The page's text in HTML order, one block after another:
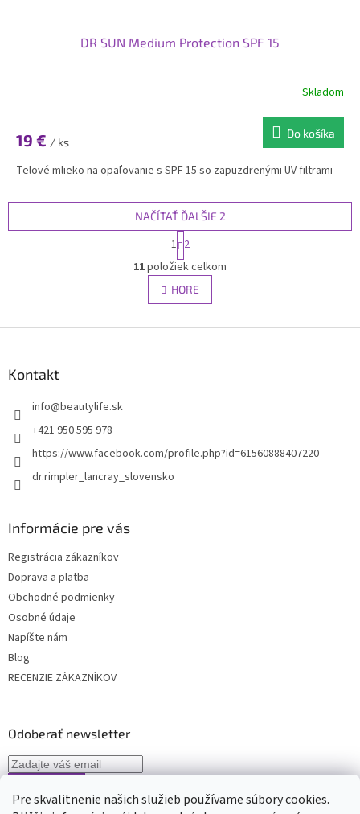
Pre skvalitnenie našich služieb používame súbory cookies.
DR SUN Medium Protection SPF 15
Skladom
19 € / ks
Do košíka
Telové mlieko na opaľovanie s SPF 15 so zapuzdrenými UV filtrami
O
v
l
á
y
NAČÍTAŤ ĎALŠIE 2
S
t
r
á
n
k
v
1 2
11položiek celkom
HORE
Kontakt
info@beautylife.sk
+421 950 595 978
https://www.facebook.com/profile.php?id=61560888407220
dr.rimpler_lancray_slovensko
Informácie pre vás
Registrácia zákazníkov
Doprava a platba
Obchodné podmienky
Osobné údaje
Napíšte nám
Blog
RECENZIE ZÁKAZNÍKOV
Odoberať newsletter
Vložením e-mailu súhlasíte spodmienkami spracovávania osobných